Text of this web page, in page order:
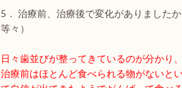
5． 治療前、治療後で変化がありました
等々）
日々歯並びが整ってきているのが分かり
治療前はほとんど食べられる物がないと